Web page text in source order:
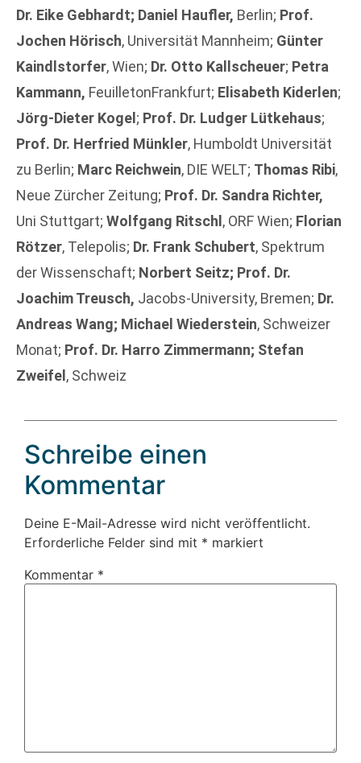
Dr. Eike Gebhardt; Daniel Haufler, Berlin; Prof.
Jochen Hörisch, Universität Mannheim; Günter
Kaindlstorfer, Wien; Dr. Otto Kallscheuer; Petra
Kammann, FeuilletonFrankfurt; Elisabeth Kiderlen;
Jörg-Dieter Kogel ; Prof. Dr. Ludger Lütkehaus;
Prof. Dr. Herfried Münkler, Humboldt Universität
zu Berlin; Marc Reichwein, DIE WELT; Thomas Ribi,
Neue Zürcher Zeitung; Prof. Dr. Sandra Richter,
Uni Stuttgart; Wolfgang Ritschl , ORF Wien; Florian
Rötzer, Telepolis; Dr. Frank Schubert, Spektrum
der Wissenschaft; Norbert Seitz; Prof. Dr.
Joachim Treusch, Jacobs-University, Bremen; Dr.
Andreas Wang; Michael Wiederstein, Schweizer
Monat; Prof. Dr. Harro Zimmermann; Stefan
Zweifel , Schweiz
Schreibe einen
Kommentar
Deine E-Mail-Adresse wird nicht veröffentlicht.
Erforderliche Felder sind mit * markiert
Kommentar *